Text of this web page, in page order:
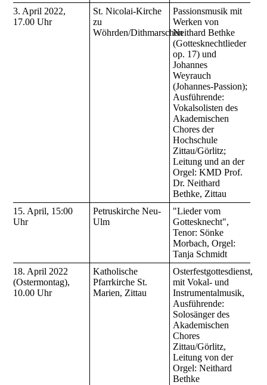
3. April 2022,
17.00 Uhr
St. Nicolai-Kirche
zu
Wöhrden/Dithmarschen
Passionsmusik mit
Werken von
Neithard Bethke
(Gottesknechtlieder
op. 17) und
Johannes
Weyrauch
(Johannes-Passion);
Ausführende:
Vokalsolisten des
Akademischen
Chores der
Hochschule
Zittau/Görlitz;
Leitung und an der
Orgel: KMD Prof.
Dr. Neithard
Bethke, Zittau
15. April, 15:00
Uhr
Petruskirche Neu-
Ulm
"Lieder vom
Gottesknecht",
Tenor: Sönke
Morbach, Orgel:
Tanja Schmidt
18. April 2022
(Ostermontag),
10.00 Uhr
Katholische
Pfarrkirche St.
Marien, Zittau
Osterfestgottesdienst,
mit Vokal- und
Instrumentalmusik,
Ausführende:
Solosänger des
Akademischen
Chores
Zittau/Görlitz,
Leitung von der
Orgel: Neithard
Bethke